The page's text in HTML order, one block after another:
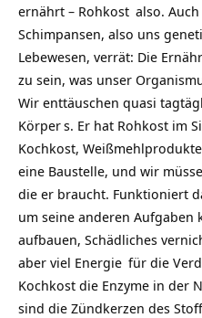
ernährt – Rohkost also.
Schimpansen, also uns
Lebewesen, verrät: Die
zu sein, was unser
Wir enttäuschen quasi
Körpers. Er hat Rohkost im
Kochkost,
eine Baustelle, und wir
die er braucht. Funktioniert
um seine anderen Aufgaben
aufbauen, Schädliches
aber viel Energie für die
Kochkost die Enzyme in der
sind die Zündkerzen des